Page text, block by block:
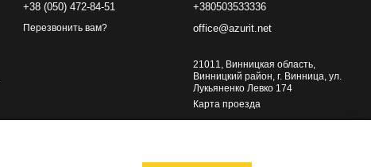
+38 (050) 472-84-51
Перезвонить вам?
+380503533336
office@azurit.net
21011, Винницкая область,
Винницкий район, г. Винница, ул.
Лукьяненко Левко 174
Карта проезда